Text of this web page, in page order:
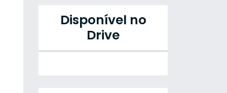
Disponível no
Drive